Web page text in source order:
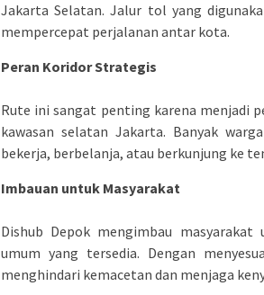
Jakarta Selatan. Jalur tol yang
mempercepat perjalanan antar kota.
Peran Koridor Strategis
Rute ini sangat penting karena menjadi
kawasan selatan Jakarta. Banyak
bekerja, berbelanja, atau berkunjung ke
Imbauan untuk Masyarakat
Dishub Depok mengimbau
umum yang tersedia. Dengan
menghindari kemacetan dan menjaga